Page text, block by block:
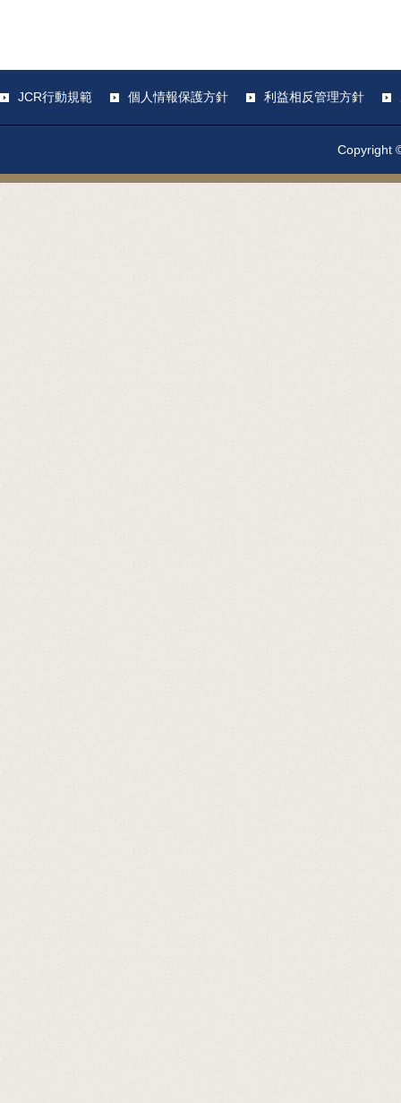
JCR行動規範 個人情報保護方針 利益相反管理方針
Copyright